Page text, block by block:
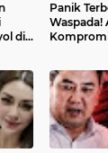
di
Panik
Waspada!